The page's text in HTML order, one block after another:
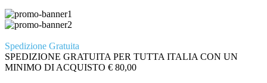
Spedizione Gratuita
SPEDIZIONE GRATUITA PER TUTTA ITALIA CON UN
MINIMO DI ACQUISTO € 80,00